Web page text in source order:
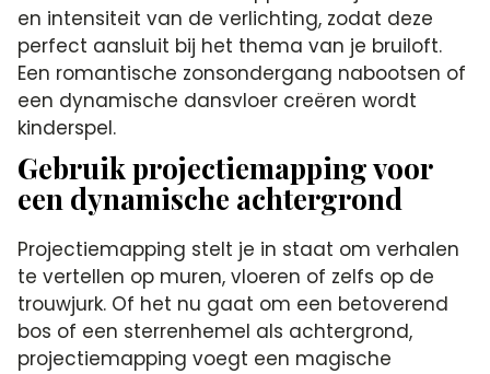
en intensiteit van de verlichting, zodat deze
perfect aansluit bij het thema van je bruiloft.
Een romantische zonsondergang nabootsen of
een dynamische dansvloer creëren wordt
kinderspel.
Gebruik projectiemapping voor
een dynamische achtergrond
Projectiemapping stelt je in staat om verhalen
te vertellen op muren, vloeren of zelfs op de
trouwjurk. Of het nu gaat om een betoverend
bos of een sterrenhemel als achtergrond,
projectiemapping voegt een magische